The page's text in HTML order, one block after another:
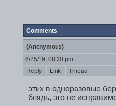
Comments
(Anonymous)
6/25/19, 08:30 pm
Reply
Link Thread
этих в одноразовые
блядь, это не